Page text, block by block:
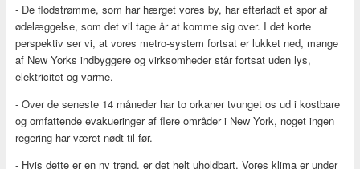
- De flodstrømme, som har hærget vores by, har efterladt et spor af
ødelæggelse, som det vil tage år at komme sig over. I det korte
perspektiv ser vi, at vores metro-system fortsat er lukket ned, mange
af New Yorks indbyggere og virksomheder står fortsat uden lys,
elektricitet og varme.
- Over de seneste 14 måneder har to orkaner tvunget os ud i kostbare
og omfattende evakueringer af flere områder i New York, noget ingen
regering har været nødt til før.
- Hvis dette er en ny trend, er det helt uholdbart. Vores klima er under